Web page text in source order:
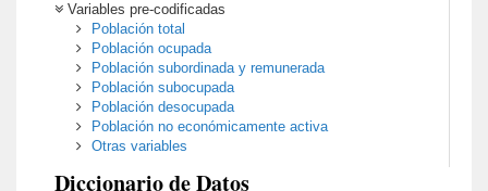
Variables pre-codificadas
Población total
Población ocupada
Población subordinada y remunerada
Población subocupada
Población desocupada
Población no económicamente activa
Otras variables
Diccionario de Datos